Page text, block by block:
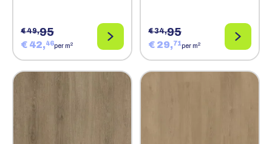
€ 49,95
€ 42,46per m2
€ 34,95
€ 29,71per m2